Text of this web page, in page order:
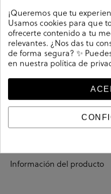
Zapatos de vestir Pitillos
tradicional que hara las
clasico y los atrapara con
con cordones. La plantilla
España.
Referencia200510
Información del producto
¡Queremos que tu
Usamos cookies para que
ofrecerte contenido a tu
relevantes. ¿Nos das tu
de forma segura? ✨
en nuestra política de